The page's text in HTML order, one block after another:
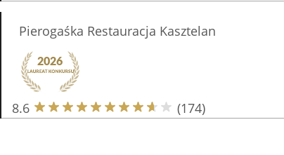
Pierogaśka Restauracja Kasztelan
8.6 (174)